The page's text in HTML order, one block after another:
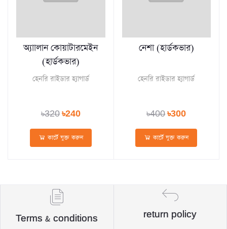
অ্যাালান কোয়াটারমেইন
(হার্ডকভার)
হেনরি রাইডার হ্যাগার্ড
৳320৳240
কার্টে যুক্ত করুন
নেশা (হার্ডকভার)
হেনরি রাইডার হ্যাগার্ড
৳400৳300
কার্টে যুক্ত করুন
Terms & conditions return policy